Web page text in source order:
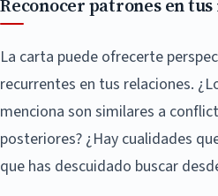
Reconocer patrones en
La carta puede ofrecerte
recurrentes en tus relaciones.
menciona son similares a
posteriores? ¿Hay cualidades
que has descuidado buscar